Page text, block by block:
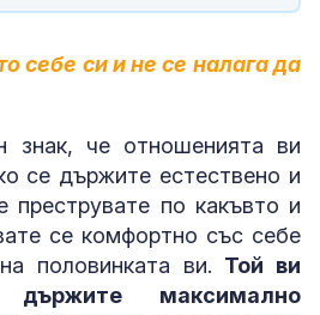
себе си и не се налага да
знак, че отношенията ви
се държите естествено и
преструвате по какъвто и
се комфортно със себе
половинката ви. Той ви
максимално